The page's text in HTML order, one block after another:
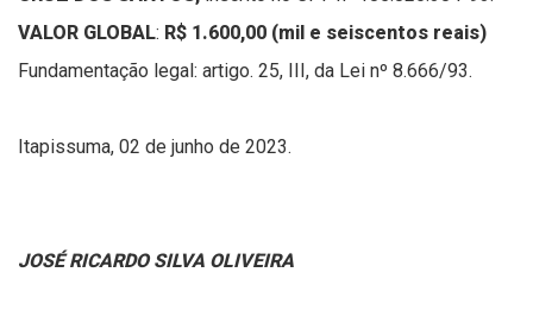
VALOR GLOBAL: R$ 1.600,00 (mil e seiscentos reais)
Fundamentação legal: artigo. 25, III, da Lei nº 8.666/93.
Itapissuma, 02 de junho de 2023.
JOSÉ RICARDO SILVA OLIVEIRA